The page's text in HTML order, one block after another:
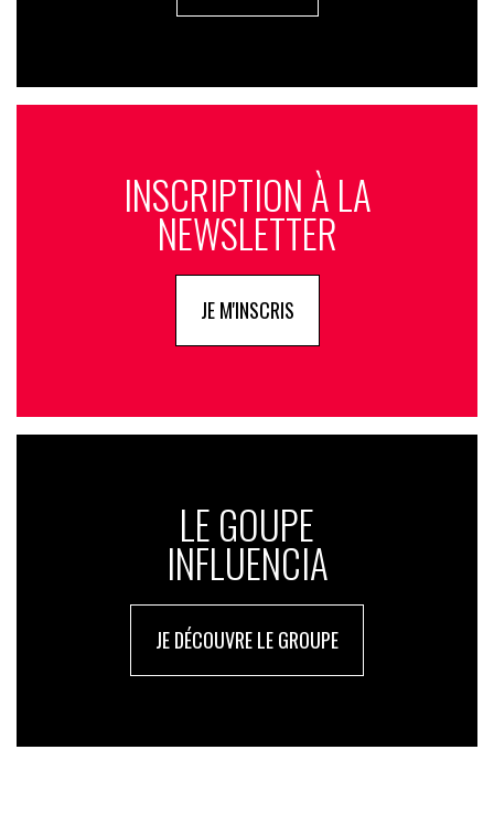
INSCRIPTION À LA
NEWSLETTER
JE M'INSCRIS
LE GOUPE
INFLUENCIA
JE DÉCOUVRE LE GROUPE